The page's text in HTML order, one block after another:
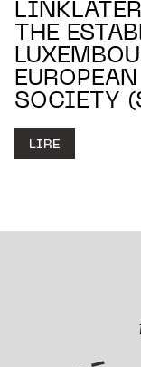
THE
SOCIETY
LIRE